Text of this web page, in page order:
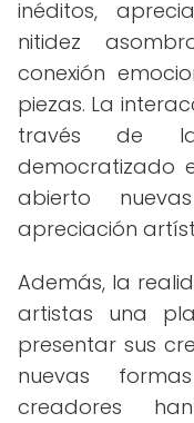
inéditos,
nitidez
conexión
piezas. La
través de
democratizado
abierto
apreciación
Además, la
artistas una
presentar sus
nuevas
creadores